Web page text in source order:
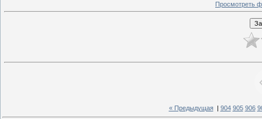
Просмотреть
« Предыдущая| 904 905 906